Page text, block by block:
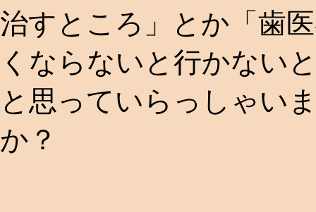
治すところ」とか「歯
くならないと行かない
と思っていらっしゃい
か？